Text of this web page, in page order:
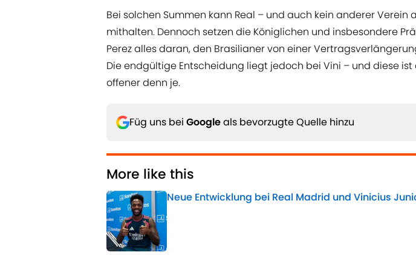
Bei solchen Summen kann Real – und auch kein anderer Verein
mithalten. Dennoch setzen die Königlichen und insbesondere
Perez alles daran, den Brasilianer von einer
Die endgültige Entscheidung liegt jedoch bei Vini – und diese
offener denn je.
Füg uns bei Googleals bevorzugte Quelle hinzu
More like this
Neue Entwicklung bei Real Madrid und Vinicius